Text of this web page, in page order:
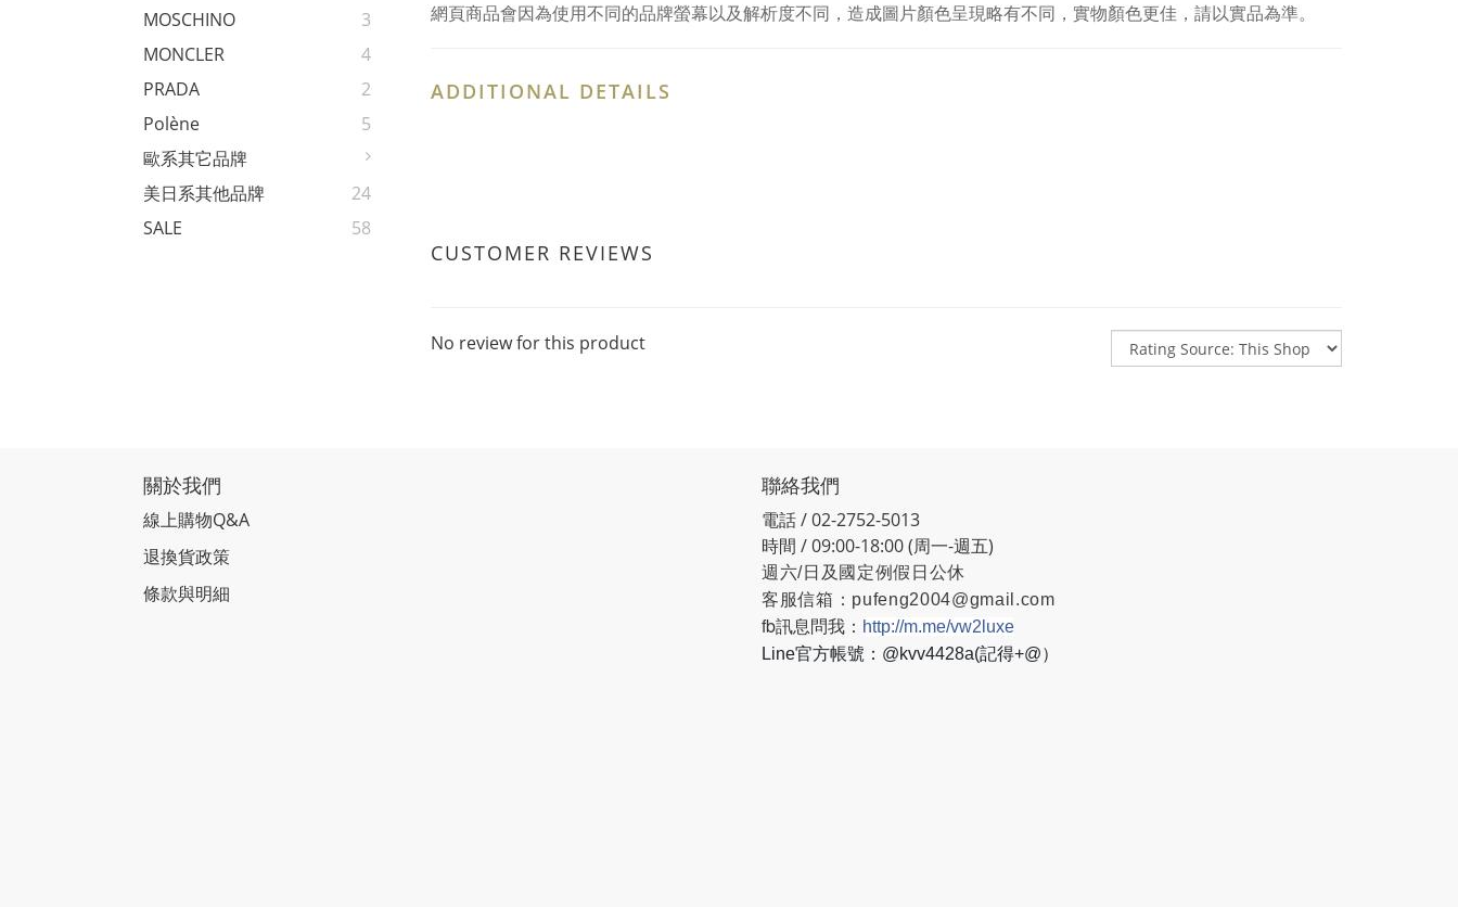
MOSCHINO
3
MONCLER
4
PRADA
2
Polène
5
歐系其它品牌
美日系其他品牌
24
SALE
58
網頁商品會因為使用不同的品牌螢幕以及解析度不同，造成圖片顏色呈現略有不同，實物顏色更佳，請以實品為準。
ADDITIONAL DETAILS
CUSTOMER REVIEWS
No review for this product
關於我們
線上購物Q&A
退換貨政策
條款與明細
聯絡我們
電話 / 02-2752-5013
時間 / 09:00-18:00 (周一-週五)
週六/日及國定例假日公休
客服信箱： pufeng2004@gmail.com
fb訊息問我： http://m.me/vw2luxe
Line官方帳號：@kvv4428a(記得+@）